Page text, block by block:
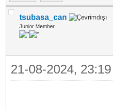
tsubasa_can
Junior Member
21-08-2024, 23:19